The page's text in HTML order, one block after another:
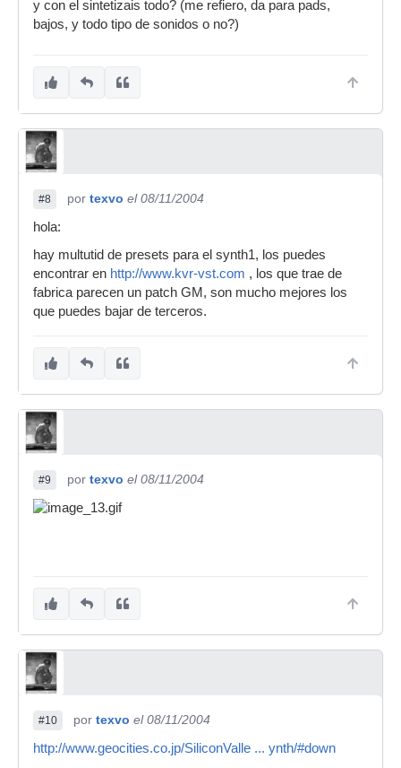
y con el sintetizais todo? (me refiero, da para pads,
bajos, y todo tipo de sonidos o no?)
#8 por texvo el 08/11/2004
hola:
hay multutid de presets para el synth1, los puedes
encontrar en http://www.kvr-vst.com , los que trae de
fabrica parecen un patch GM, son mucho mejores los
que puedes bajar de terceros.
#9 por texvo el 08/11/2004
#10 por texvo el 08/11/2004
http://www.geocities.co.jp/SiliconValle ... ynth/#down